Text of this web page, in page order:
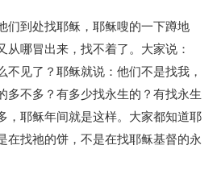
们到处找耶稣，耶稣嗖的一下蹲地
从哪冒出来，找不着了。大家说：
不见了？耶稣就说：他们不是找我，
多不多？有多少找永生的？有找永生
，耶稣年间就是这样。大家都知道耶
在找祂的饼，不是在找耶稣基督的永